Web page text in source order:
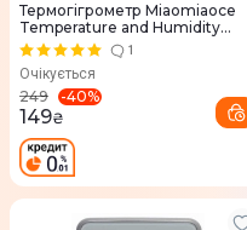
Термогігрометр Miaomiaoce
Temperature and Humidity
Meter Mini Edition
1
Очікується
249 -40%
149₴